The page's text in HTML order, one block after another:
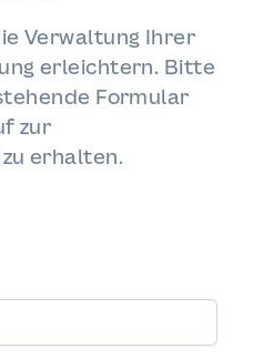
Verwaltung Ihrer
erleichtern. Bitte
Formular
zur
erhalten.